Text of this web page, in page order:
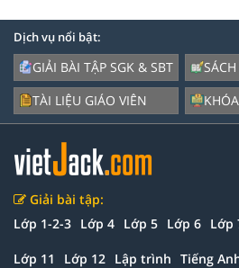
Dịch vụ nổi bật:
GIẢI BÀI TẬP SGK & SBT
TÀI LIỆU GIÁO VIÊN
SÁCH
Giải bài tập:
Lớp 1-2-3 Lớp 4 Lớp 5 Lớp 6 Lớp
Lớp 11 Lớp 12 Lập trình Tiếng